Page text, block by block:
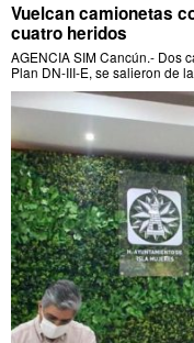
Vuelcan camionetas
cuatro heridos
AGENCIA SIM Cancún.- Dos
Plan DN-III-E, se salieron de